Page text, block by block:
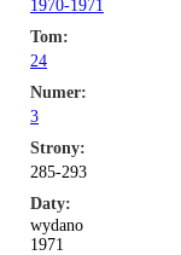
1970-1971
Tom
24
Numer
3
Strony
285-293
Daty
wydano
1971